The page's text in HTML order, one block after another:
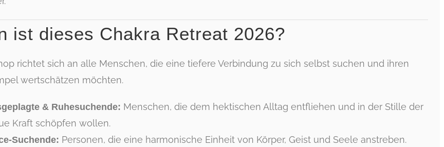
ist dieses Chakra Retreat 2026?
richtet sich an alle Menschen, die eine tiefere Verbindung zu sich selbst suchen und ihren
wertschätzen möchten.
& Ruhesuchende: Menschen, die dem hektischen Alltag entfliehen und in der Stille der
Kraft schöpfen wollen.
Suchende: Personen, die eine harmonische Einheit von Körper, Geist und Seele anstreben.